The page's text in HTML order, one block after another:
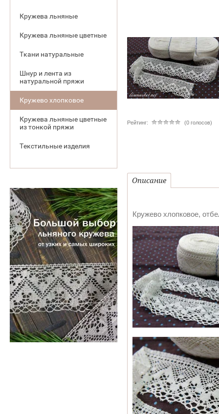
Кружева льняные
Кружева льняные цветные
Ткани натуральные
Шнур и лента из
натуральной пряжи
Кружево хлопковое
Кружева льняные цветные
из тонкой пряжи
Текстильные изделия
Рейтинг: (0 голосов)
Описание
Кружево хлопковое,